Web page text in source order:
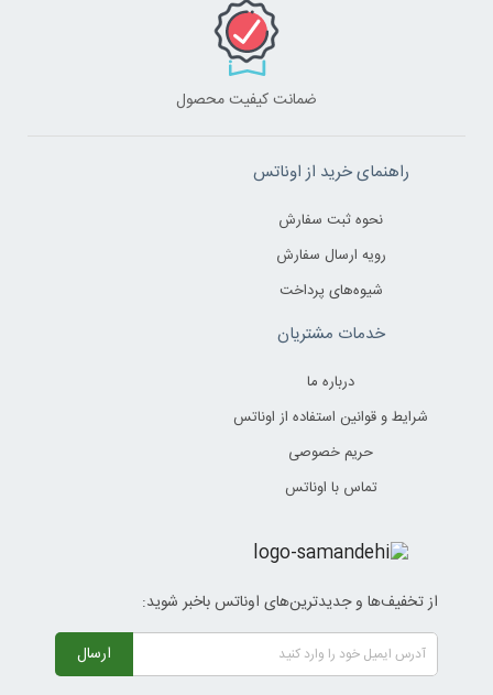
ضمانت کیفیت محصول
راهنمای خرید از اوناتس
نحوه ثبت سفارش
رویه ارسال سفارش
شیوه‌های پرداخت
خدمات مشتریان
درباره ما
شرایط و قوانین استفاده از اوناتس
حریم خصوصی
تماس با اوناتس
از تخفیف‌ها و جدیدترین‌های اوناتس باخبر شوید:
ارسال